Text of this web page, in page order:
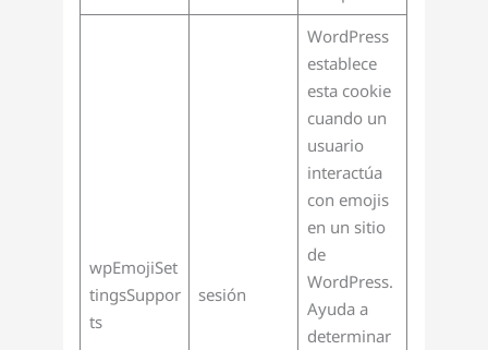
wpEmojiSet
tingsSuppor
ts
sesión
WordPress
establece
esta cookie
cuando un
usuario
interactúa
con emojis
en un sitio
de
WordPress.
Ayuda a
determinar